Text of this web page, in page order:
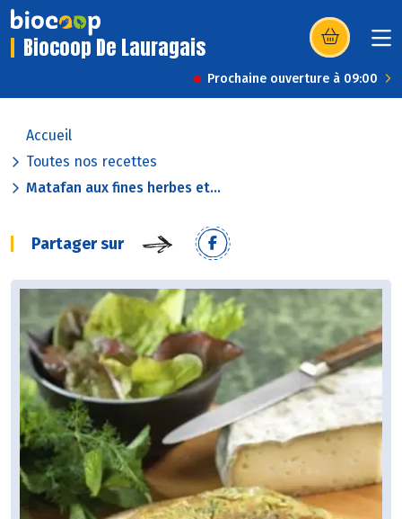
Biocoop De Lauragais (s’ouvre dans
Prochaine ouverture à 09:00
Accueil
Toutes nos recettes
Matafan aux fines herbes et...
Partager sur